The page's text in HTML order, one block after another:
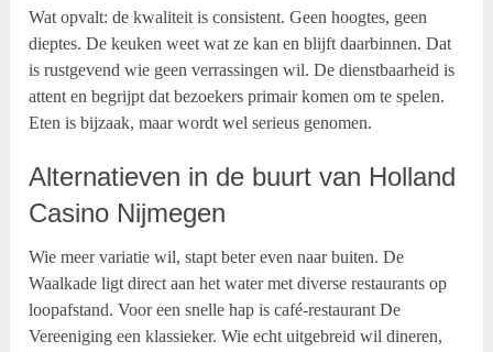
Wat opvalt: de kwaliteit is consistent. Geen hoogtes, geen
dieptes. De keuken weet wat ze kan en blijft daarbinnen. Dat
is rustgevend wie geen verrassingen wil. De dienstbaarheid is
attent en begrijpt dat bezoekers primair komen om te spelen.
Eten is bijzaak, maar wordt wel serieus genomen.
Alternatieven in de buurt van Holland
Casino Nijmegen
Wie meer variatie wil, stapt beter even naar buiten. De
Waalkade ligt direct aan het water met diverse restaurants op
loopafstand. Voor een snelle hap is café-restaurant De
Vereeniging een klassieker. Wie echt uitgebreid wil dineren,